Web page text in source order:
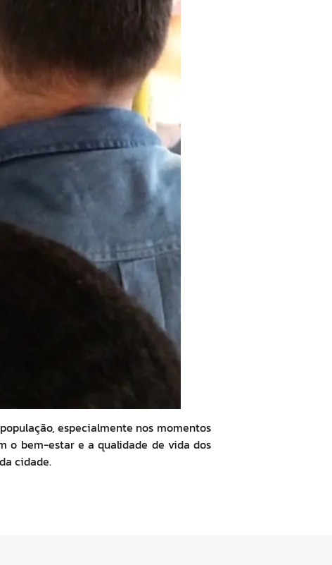
especialmente nos momentos
o bem-estar e a qualidade de vida dos
cidade.